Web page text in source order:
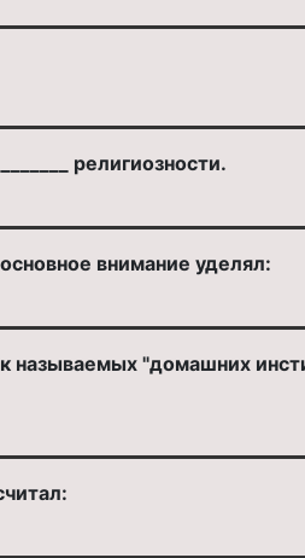
религиозности.
внимание уделял:
называемых "домашних